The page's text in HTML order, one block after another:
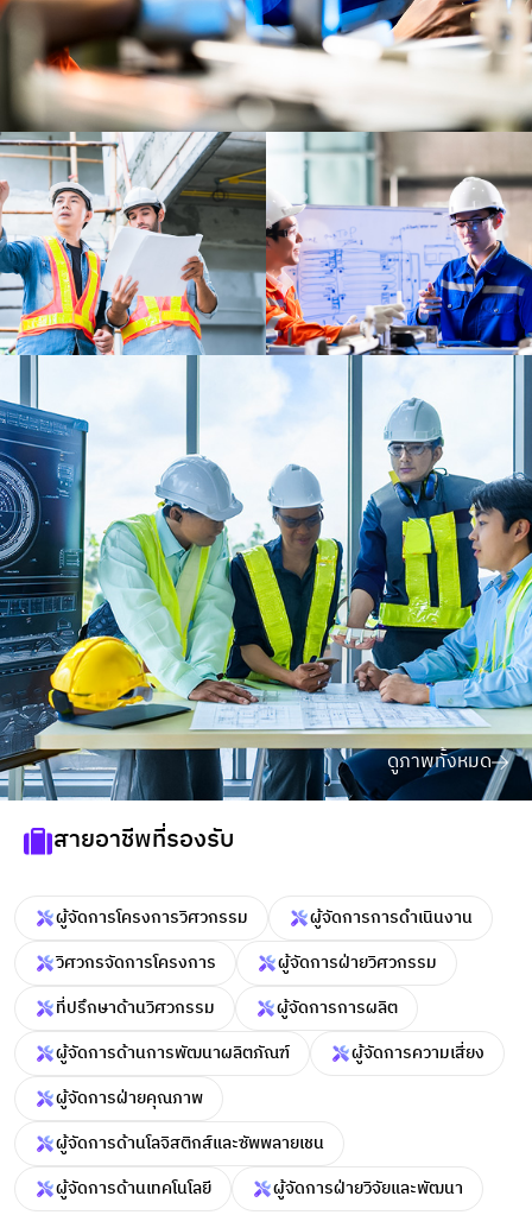
ดูภาพทั้งหมด
สายอาชีพที่รองรับ
ผู้จัดการโครงการวิศวกรรม
ผู้จัดการการดำเนินงาน
วิศวกรจัดการโครงการ
ผู้จัดการฝ่ายวิศวกรรม
ที่ปรึกษาด้านวิศวกรรม
ผู้จัดการการผลิต
ผู้จัดการด้านการพัฒนาผลิตภัณฑ์
ผู้จัดการความเสี่ยง
ผู้จัดการฝ่ายคุณภาพ
ผู้จัดการด้านโลจิสติกส์และซัพพลายเชน
ผู้จัดการด้านเทคโนโลยี
ผู้จัดการฝ่ายวิจัยและพัฒนา